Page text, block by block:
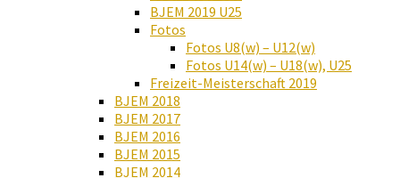
BJEM 2019 U25
Fotos
Fotos U8(w) – U12(w)
Fotos U14(w) – U18(w), U25
Freizeit-Meisterschaft 2019
BJEM 2018
BJEM 2017
BJEM 2016
BJEM 2015
BJEM 2014